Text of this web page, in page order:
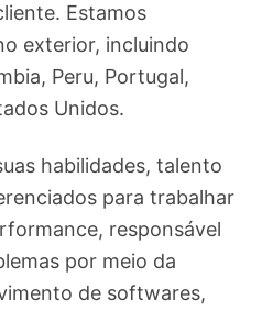
Estamos
exterior, incluindo
Peru, Portugal,
Unidos.
habilidades, talento
para trabalhar
responsável
por meio da
de softwares,